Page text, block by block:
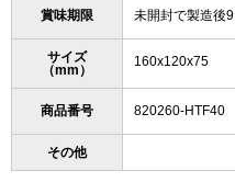
賞味期限 未開封で製造後9
サイズ
（mm）
160x120x75
商品番号 820260-HTF40
その他